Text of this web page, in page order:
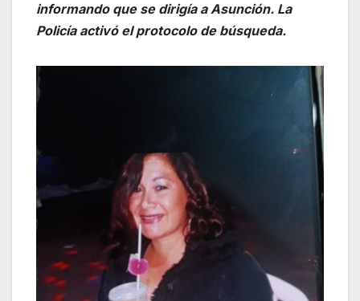
informando que se dirigía a Asunción. La
Policía activó el protocolo de búsqueda.